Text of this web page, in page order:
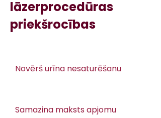
lāzerprocedūras
priekšrocības
Novērš urīna nesaturēšanu​
Samazina maksts apjomu​